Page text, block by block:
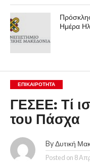
Ημέρα
ΕΠΙΚΑΙΡΟΤΗΤΑ
ΓΕΣΕΕ: Τί
του Πάσχα
By Δυτική
Posted on 8